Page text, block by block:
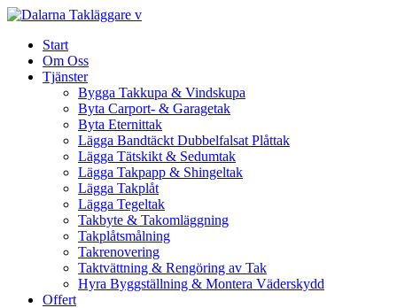
Skip
contentStart
Om Oss
Tjänster
Bygga Takkupa & Vindskupa
Byta Carport- & Garagetak
Byta Eternittak
Lägga Bandtäckt Dubbelfalsat Plåttak
Lägga Tätskikt & Sedumtak
Lägga Takpapp & Shingeltak
Lägga Takplåt
Lägga Tegeltak
Takbyte & Takomläggning
Takplåtsmålning
Takrenovering
Taktvättning & Rengöring av Tak
Hyra Byggställning & Montera Väderskydd
Offert